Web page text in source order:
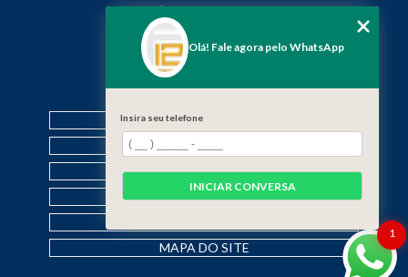
(19) 3888-2923
(19) 99968-7979
contato@f12engenharia.com.br
MENU
HOME
QUEM SOMOS
SERVIÇOS
CONTATO
MAPA DO SITE
1
Olá! Fale agora pelo WhatsApp
Insira seu telefone
INICIAR CONVERSA